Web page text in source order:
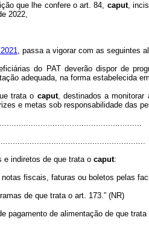
que lhe confere o art. 84, caput,
2022,
, passa a vigorar com as seguintes
do PAT deverão dispor de
adequada, na forma estabelecida
trata o caput, destinados a monitorar
e metas sob responsabilidade das
indiretos de que trata o caput:
notas fiscais, faturas ou boletos pelas
de que trata o art. 173.” (NR)
pagamento de alimentação de que